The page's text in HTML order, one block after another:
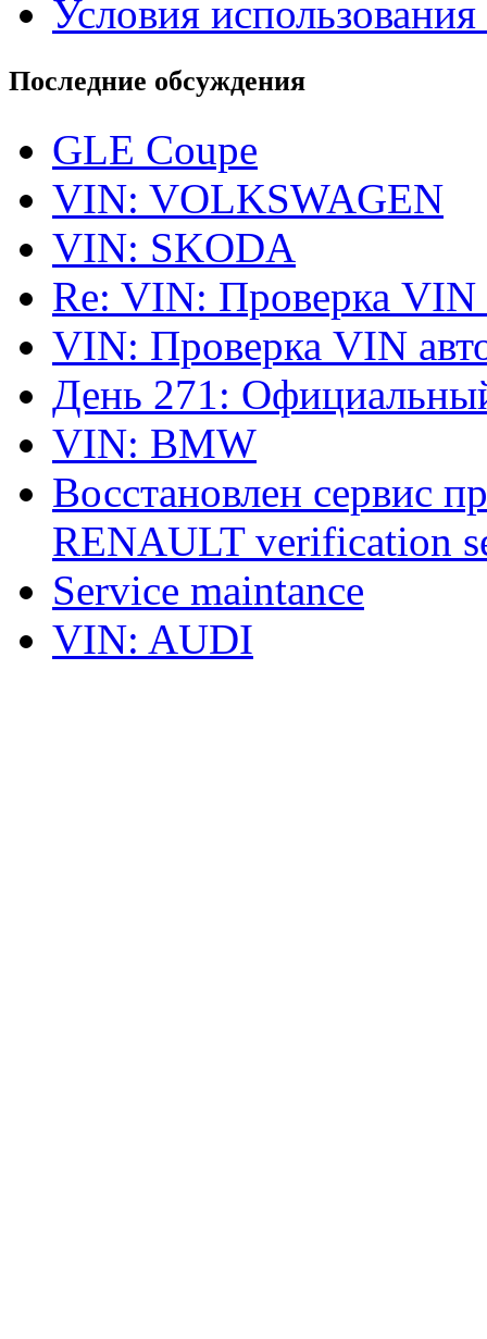
Условия
Последние обсуждения
GLE Coupe
VIN: VOLKSWAGEN
VIN: SKODA
Re: VIN: Проверка VIN
VIN: Проверка VIN
День 271:
VIN: BMW
Восстановлен сервис
RENAULT verification
Service maintance
VIN: AUDI